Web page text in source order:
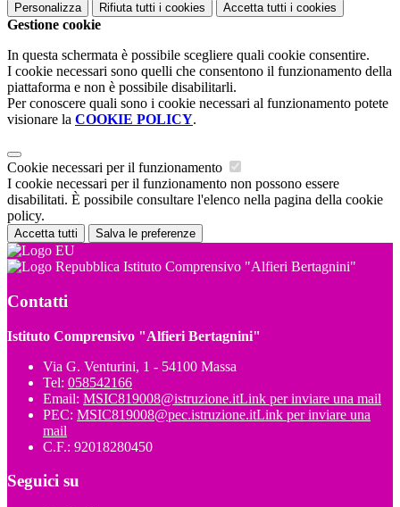
Personalizza Rifiuta tutti i cookies Accetta tutti i cookies
Gestione cookie
In questa schermata è possibile scegliere quali cookie consentire.
I cookie necessari sono quelli che consentono il funzionamento della
piattaforma e non è possibile disabilitarli.
Per conoscere quali sono i cookie necessari al funzionamento potete
visionare la COOKIE POLICY.
Cookie necessari per il funzionamento
I cookie necessari per il funzionamento non possono essere
disabilitati. È possibile consultare l'elenco nella pagina della cookie
policy.
Accetta tutti Salva le preferenze
Istituto Comprensivo "Alfieri Bertagnini"
Contatti
Istituto Comprensivo "Alfieri Bertagnini"
Via G. Venturini, 1 - 54100 Massa
Tel: 058542166
Email: MSIC819008@istruzione.itLink per inviare una mail
PEC: MSIC819008@pec.istruzione.itLink per inviare una
mail
C.F.: 92018280450
Seguici su